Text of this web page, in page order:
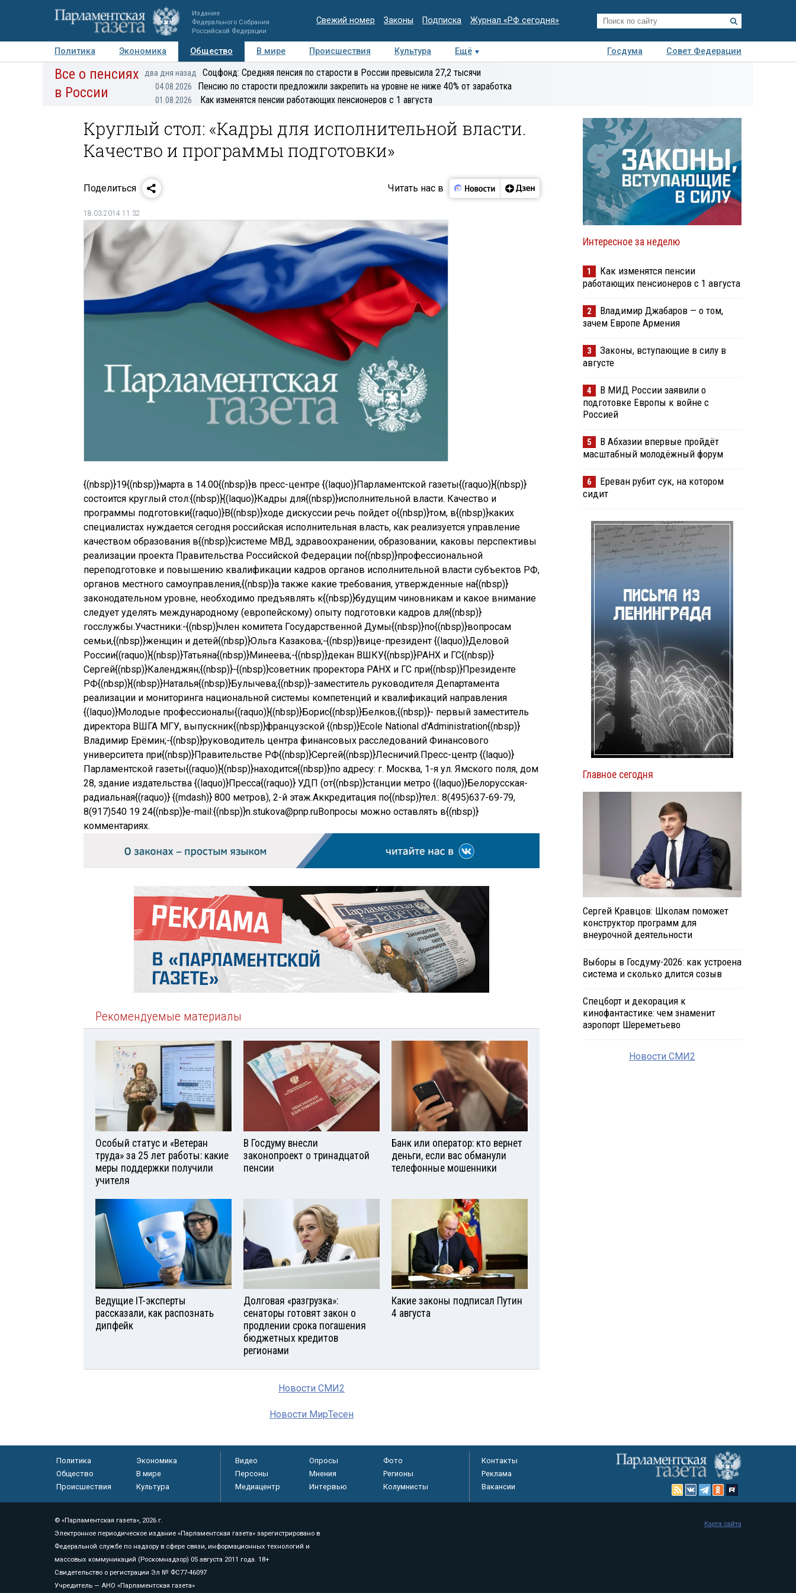
Издание
Федерального Собрания
Российской Федерации
Свежий номер Законы Подписка Журнал «РФ сегодня»
Политика Экономика Общество В мире Происшествия Культура Ещё Госдума
Совет Федерации
Авторы Персоны Мнения Регионы Медиацентр Интервью Колумнисты
Все о пенсиях
в России
два дня назад Соцфонд: Средняя пенсия по старости в России превысила 27,2 тысячи
04.08.2026 Пенсию по старости предложили закрепить на уровне не ниже 40% от заработка
01.08.2026 Как изменятся пенсии работающих пенсионеров с 1 августа
Круглый стол: «Кадры для исполнительной власти.
Качество и программы подготовки»
Поделиться Читать нас в
18.03.2014 11:32
{(nbsp)}19{(nbsp)}марта в 14.00{(nbsp)}в пресс-центре {(laquo)}Парламентской газеты{(raquo)}{(nbsp)}
состоится круглый стол:{(nbsp)}{(laquo)}Кадры для{(nbsp)}исполнительной власти. Качество и
программы подготовки{(raquo)}В{(nbsp)}ходе дискуссии речь пойдет о{(nbsp)}том, в{(nbsp)}каких
специалистах нуждается сегодня российская исполнительная власть, как реализуется управление
качеством образования в{(nbsp)}системе МВД, здравоохранении, образовании, каковы перспективы
реализации проекта Правительства Российской Федерации по{(nbsp)}профессиональной
переподготовке и повышению квалификации кадров органов исполнительной власти субъектов РФ,
органов местного самоуправления,{(nbsp)}а также какие требования, утвержденные на{(nbsp)}
законодательном уровне, необходимо предъявлять к{(nbsp)}будущим чиновникам и какое внимание
следует уделять международному (европейскому) опыту подготовки кадров для{(nbsp)}
госслужбы.Участники:-{(nbsp)}член комитета Государственной Думы{(nbsp)}по{(nbsp)}вопросам
семьи,{(nbsp)}женщин и детей{(nbsp)}Ольга Казакова;-{(nbsp)}вице-президент {(laquo)}Деловой
России{(raquo)}{(nbsp)}Татьяна{(nbsp)}Минеева;-{(nbsp)}декан ВШКУ{(nbsp)}РАНХ и ГС{(nbsp)}
Сергей{(nbsp)}Календжян;{(nbsp)}-{(nbsp)}советник проректора РАНХ и ГС при{(nbsp)}Президенте
РФ{(nbsp)}{(nbsp)}Наталья{(nbsp)}Булычева;{(nbsp)}-заместитель руководителя Департамента
реализации и мониторинга национальной системы компетенций и квалификаций направления
{(laquo)}Молодые профессионалы{(raquo)}{(nbsp)}Борис{(nbsp)}Белков;{(nbsp)}- первый заместитель
директора ВШГА МГУ, выпускник{(nbsp)}французской {(nbsp)}Ecole National d'Administration{(nbsp)}
Владимир Ерёмин;-{(nbsp)}руководитель центра финансовых расследований Финансового
университета при{(nbsp)}Правительстве РФ{(nbsp)}Сергей{(nbsp)}Лесничий. Пресс-центр {(laquo)}
Парламентской газеты{(raquo)}{(nbsp)}находится{(nbsp)}по адресу: г. Москва, 1-я ул. Ямского поля, дом
28, здание издательства {(laquo)}Пресса{(raquo)} УДП (от{(nbsp)}станции метро {(laquo)}Белорусская-
радиальная{(raquo)} {(mdash)} 800 метров), 2-й этаж.Аккредитация по{(nbsp)}тел.: 8(495)637-69-79,
8(917)540 19 24{(nbsp)}e-mail:{(nbsp)}n.stukova@pnp.ruВопросы можно оставлять в{(nbsp)}
комментариях.
Рекомендуемые материалы
Особый статус и «Ветеран
труда» за 25 лет работы: какие
меры поддержки получили
учителя
В Госдуму внесли
законопроект о тринадцатой
пенсии
Банк или оператор: кто вернет
деньги, если вас обманули
телефонные мошенники
Ведущие IT-эксперты
рассказали, как распознать
дипфейк
Долговая «разгрузка»:
сенаторы готовят закон о
продлении срока погашения
бюджетных кредитов
регионами
Какие законы подписал Путин
4 августа
Новости СМИ2
Новости МирТесен
Интересное за неделю
1
Как изменятся пенсии
работающих пенсионеров с 1 августа
2
Владимир Джабаров — о том,
зачем Европе Армения
3
Законы, вступающие в силу в
августе
4
В МИД России заявили о
подготовке Европы к войне с
Россией
5
В Абхазии впервые пройдёт
масштабный молодёжный форум
6
Ереван рубит сук, на котором
сидит
Главное сегодня
Сергей Кравцов: Школам поможет
конструктор программ для
внеурочной деятельности
Выборы в Госдуму-2026: как устроена
система и сколько длится созыв
Спецборт и декорация к
кинофантастике: чем знаменит
аэропорт Шереметьево
Новости СМИ2
Политика
Экономика
Общество
В мире
Происшествия
Культура
Видео Опросы
Фото
Персоны
Мнения
Регионы
Медиацентр
Интервью Колумнисты
Контакты
Реклама
Вакансии
© «Парламентская газета», 2026 г.
Электронное периодическое издание «Парламентская газета» зарегистрировано в
Федеральной службе по надзору в сфере связи, информационных технологий и
массовых коммуникаций (Роскомнадзор) 05 августа 2011 года. 18+
Свидетельство о регистрации Эл № ФС77-46097
Учредитель — АНО «Парламентская газета»
Карта сайта